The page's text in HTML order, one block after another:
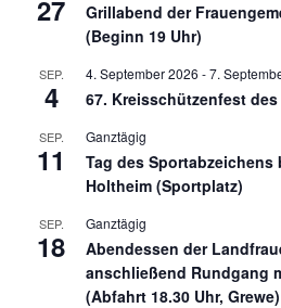
27
Grillabend der
(Beginn 19 Uhr)
SEP.
4
4. September 2026 -7.
67. Kreisschützenfest
SEP.
11
Ganztägig
Tag des Sportabzeichens
Holtheim (Sportplatz)
SEP.
18
Ganztägig
Abendessen der
anschließend Rundgang
(Abfahrt 18.30 Uhr, Grewe)